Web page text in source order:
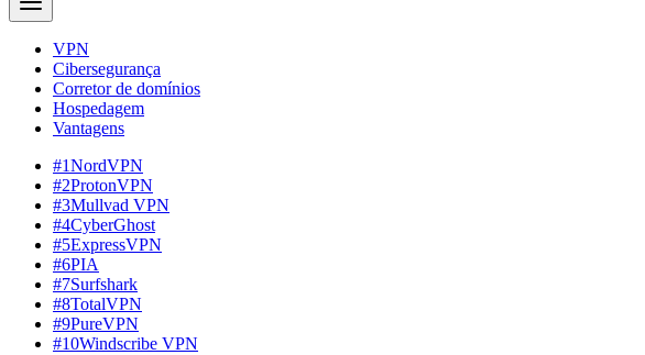
VPN
Cibersegurança
Corretor de domínios
Hospedagem
Vantagens
#1NordVPN
#2ProtonVPN
#3Mullvad VPN
#4CyberGhost
#5ExpressVPN
#6PIA
#7Surfshark
#8TotalVPN
#9PureVPN
#10Windscribe VPN